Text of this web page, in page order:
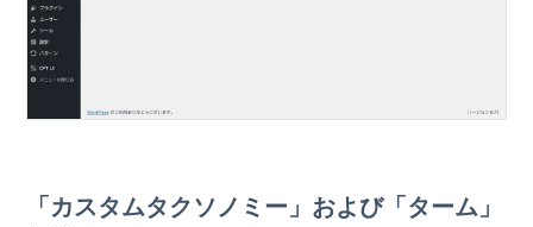
「カスタムタクソノミー」および「ターム」